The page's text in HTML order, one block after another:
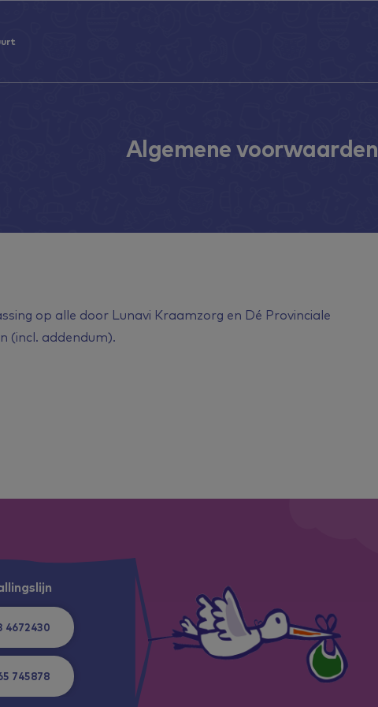
Algemene voorwaarden
op alle door Lunavi Kraamzorg en Dé Provinciale
(incl. addendum).
4672430
745878